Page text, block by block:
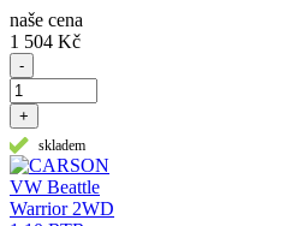
naše cena
1 504 Kč
-
+
skladem